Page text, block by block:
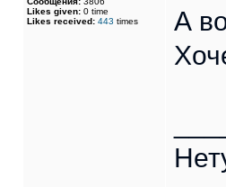
Likes given: 0 time
Likes received: 443 times
А